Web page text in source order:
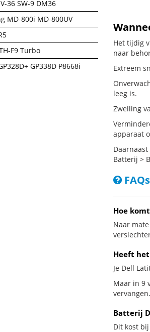
36 SW-9 DM36
MD-800i MD-800UV
F9 Turbo
GP338D P8668i
Het tijdig
naar
Extreem
leeg is.
Zwelling
apparaat
Batterij >
Hoe
Naar
Heeft
Je Dell
Maar in 9
vervangen.
Batterij
Dit kost